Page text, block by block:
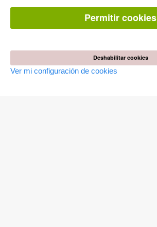
Permitir cookies
Deshabilitar cookies
Ver mi configuración de cookies
Todos los autores
Condiciones